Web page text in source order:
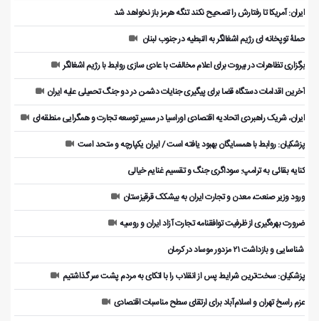
ایران: آمریکا تا رفتارش را تصحیح نکند تنگه هرمز باز نخواهد شد
حملۀ توپخانه ای رژیم اشغالگر به النبطیه در جنوب لبنان
برگزاری تظاهرات در بیروت برای اعلام مخالفت با عادی سازی روابط با رژیم اشغالگر
آخرین اقدامات دستگاه قضا برای پیگیری جنایات دشمن در دو جنگ تحمیلی علیه ایران
ایران، شریک راهبردی اتحادیه اقتصادی اوراسیا در مسیر توسعه تجارت و همگرایی منطقه‌ای
پزشکیان: روابط با همسایگان بهبود یافته است / ایران یکپارچه و متحد است
کنایه بقائی به ترامپ: سوداگری جنگ و تقسیم غنایم خیالی
ورود وزیر صنعت، معدن و تجارت ایران به بیشکک قرقیزستان
ضرورت بهره‌گیری از ظرفیت توافقنامه تجارت آزاد ایران و روسیه
️ شناسایی و بازداشت ۲۱ مزدور موساد در کرمان
پزشکیان: سخت‌ترین شرایط پس از انقلاب را با اتکای به مردم پشت سر گذاشتیم
عزم راسخ تهران و اسلام‌آباد برای ارتقای سطح مناسبات اقتصادی